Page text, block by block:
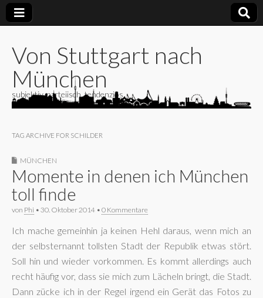
Von Stuttgart nach
München
subjektiv, parteiisch, tendenziös
TAG ARCHIVE FOR SCHILDER
MÜNCHEN
Momente in denen ich München
toll finde
von Phi • 30. Oktober 2014 • 0 Kommentare
Ich mache gemeinhin ja keinen Hehl daraus, wenn mich an
der selbsternannt tollsten Stadt der Republik etwas stört.
Soll hin und wieder vorkommen. Es kommt allerdings auch
recht häufig vor, dass sie mich zum Lächeln bringt, die Stadt.
Dann zücke ich in der Regel irgend ein Gerät das Fotos zu